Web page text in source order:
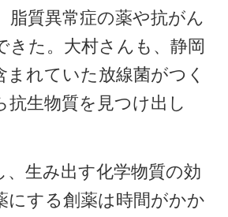
脂質異常症の薬や抗がん
きた。大村さんも、静岡
まれていた放線菌がつく
抗生物質を見つけ出し
生み出す化学物質の効
にする創薬は時間がかか